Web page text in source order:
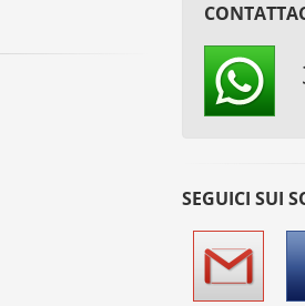
SEGUICI SUI